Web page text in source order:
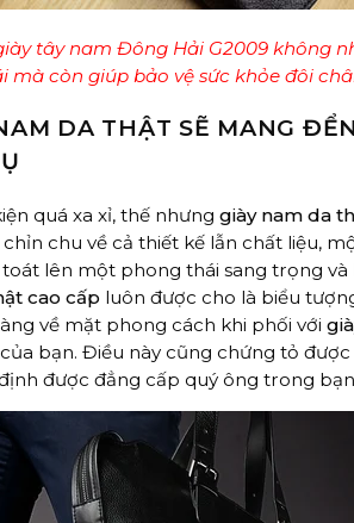
tây nam Đông Hải G2009 không
mà còn giúp bảo vệ sức khỏe đôi
DA THẬT SẼ MANG
quá xa xỉ, thế nhưng giày nam da
chu về cả thiết kế lẫn chất liệu,
lên một phong thái sang trọng
cao cấp luôn được cho là biểu
về mặt phong cách khi phối với
bạn. Điều này cũng chứng tỏ
được đẳng cấp quý ông trong